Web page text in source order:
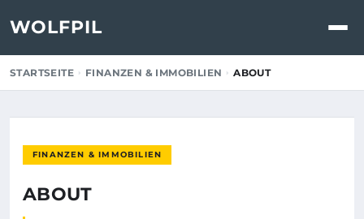
WOLFPIL
STARTSEITE FINANZEN & IMMOBILIEN ABOUT
FINANZEN & IMMOBILIEN
ABOUT